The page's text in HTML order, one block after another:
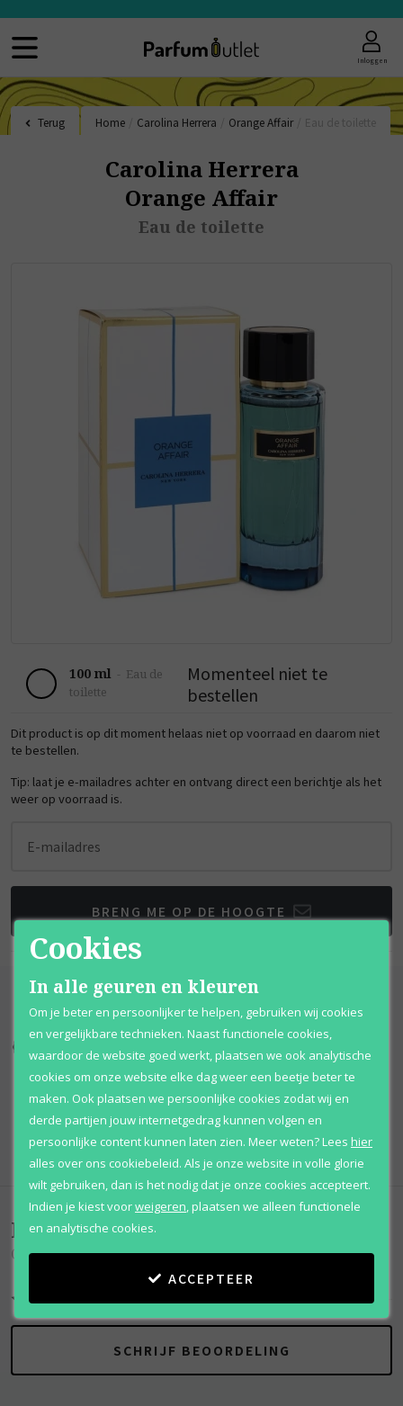
Inloggen
Terug Home Carolina Herrera Orange Affair
Carolina Herrera
Orange Affair
Eau de toilette
100 ml - Eau de
toilette
Momenteel niet te
bestellen
Dit product is op dit moment helaas niet op voorraad en daarom niet
te bestellen.
Tip: laat je e-mailadres achter en ontvang direct een berichtje als het
weer op voorraad is.
E-mailadres
BRENG ME OP DE HOOGTE
Qshops Keurmerk
Beoordelingen
Orange Affair
SCHRIJF BEOORDELING
Cookies
In alle geuren en kleuren
Om je beter en persoonlijker te helpen, gebruiken wij cookies
en vergelijkbare technieken. Naast functionele cookies,
waardoor de website goed werkt, plaatsen we ook analytische
cookies om onze website elke dag weer een beetje beter te
maken. Ook plaatsen we persoonlijke cookies zodat wij en
derde partijen jouw internetgedrag kunnen volgen en
persoonlijke content kunnen laten zien. Meer weten?Lees hier
alles over ons cookiebeleid. Als je onze website in volle glorie
wilt gebruiken, dan is het nodig dat je onze cookies accepteert.
Indien je kiest voorweigeren,plaatsen we alleen functionele
en analytische cookies.
ACCEPTEER